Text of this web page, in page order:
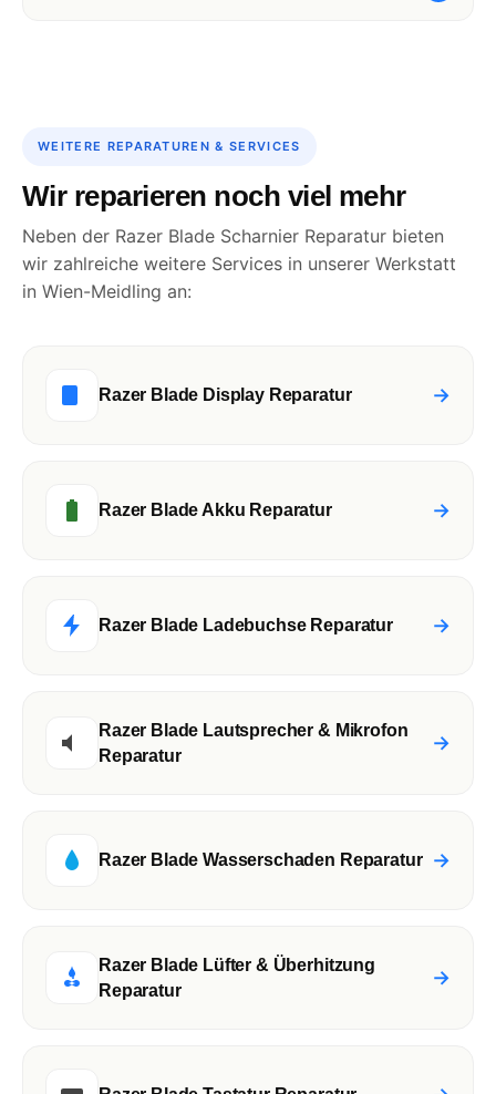
WEITERE REPARATUREN & SERVICES
Wir reparieren noch viel mehr
Neben der Razer Blade Scharnier Reparatur bieten
wir zahlreiche weitere Services in unserer Werkstatt
in Wien-Meidling an:
Razer Blade Display Reparatur →
Razer Blade Akku Reparatur →
Razer Blade Ladebuchse Reparatur →
Razer Blade Lautsprecher & Mikrofon
Reparatur
→
Razer Blade Wasserschaden Reparatur →
Razer Blade Lüfter & Überhitzung
Reparatur
→